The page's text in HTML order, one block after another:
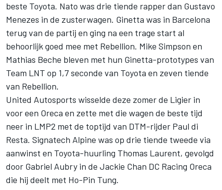
beste Toyota. Nato was drie tiende rapper dan Gustavo
Menezes in de zusterwagen. Ginetta was in Barcelona
terug van de partij en ging na een trage start al
behoorlijk goed mee met Rebellion. Mike Simpson en
Mathias Beche bleven met hun Ginetta-prototypes van
Team LNT op 1,7 seconde van Toyota en zeven tiende
van Rebellion.
United Autosports wisselde deze zomer de Ligier in
voor een Oreca en zette met die wagen de beste tijd
neer in LMP2 met de toptijd van DTM-rijder Paul di
Resta. Signatech Alpine was op drie tiende tweede via
aanwinst en Toyota-huurling Thomas Laurent, gevolgd
door Gabriel Aubry in de Jackie Chan DC Racing Oreca
die hij deelt met Ho-Pin Tung.